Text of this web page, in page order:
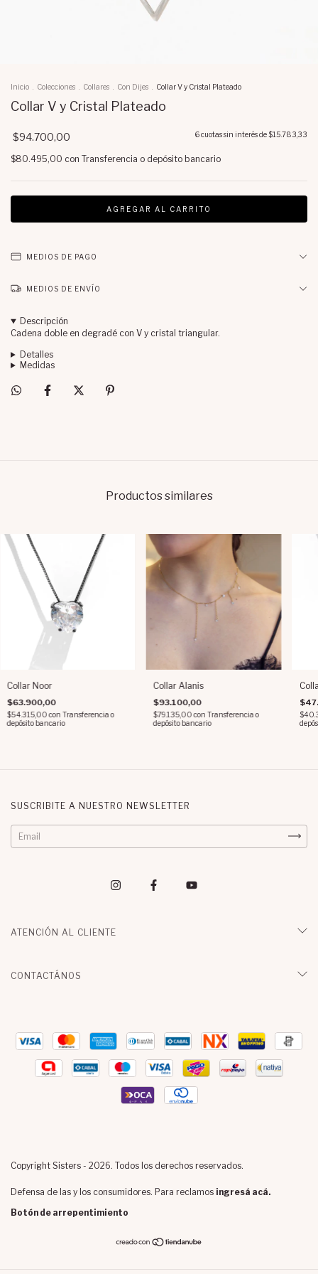
Inicio Colecciones Collares Con Dijes Collar V y Cristal Plateado
Collar V y Cristal Plateado
$94.700,00 6cuotas sin interés de$15.783,33
$80.495,00 con Transferencia o depósito bancario
MEDIOS DE PAGO
MEDIOS DE ENVÍO
Descripción
Cadena doble en degradé con V y cristal triangular.
Detalles
Medidas
Productos similares
Collar Noor
$63.900,00
$54.315,00con Transferencia o
depósito bancario
Collar Alanis
$93.100,00
$79.135,00con Transferencia o
depósito bancario
SUSCRIBITE A NUESTRO NEWSLETTER
ATENCIÓN AL CLIENTE
CONTACTÁNOS
Copyright Sisters - 2026. Todos los derechos reservados.
Defensa de las y los consumidores. Para reclamos ingresá acá.
Botón de arrepentimiento